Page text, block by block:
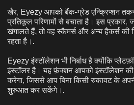
खैर, Eyezy आपको बैंक-ग्रेड एन्क्रिप्शन
प्रतिकूल परिणामों से बचाता है। इस
खंगालते हैं, तो वह स्कैमर्स और अन्य हैकर्स की
रहता है।.
Eyezy इंस्टॉलेशन भी निर्बाध है क्योंकि
इंस्टॉलर है। यह फ़ंक्शन आपको इंस्टॉलेशन की
करेगा, जिससे आप बिना किसी रुकावट के
शुरुआत कर सकेंगे।.